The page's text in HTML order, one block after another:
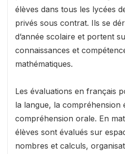
élèves dans tous les lycées
privés sous contrat. Ils se
d’année scolaire et portent
connaissances et
mathématiques.
Les évaluations en français
la langue, la compréhension
compréhension orale. En
élèves sont évalués sur
nombres et calculs,